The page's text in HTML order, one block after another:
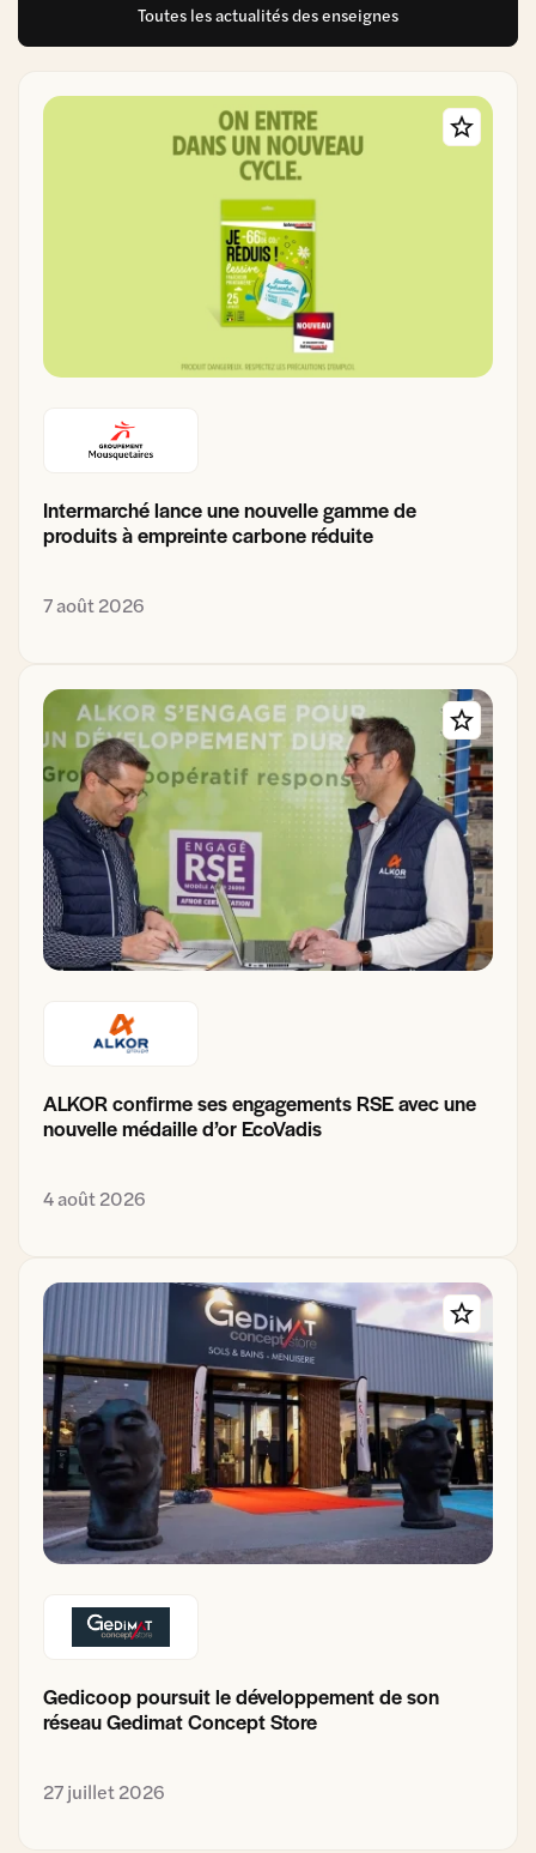
Toutes les actualités des enseignes
Intermarché lance une nouvelle gamme de
produits à empreinte carbone réduite
7 août 2026
ALKOR confirme ses engagements RSE avec une
nouvelle médaille d’or EcoVadis
4 août 2026
Gedicoop poursuit le développement de son
réseau Gedimat Concept Store
27 juillet 2026